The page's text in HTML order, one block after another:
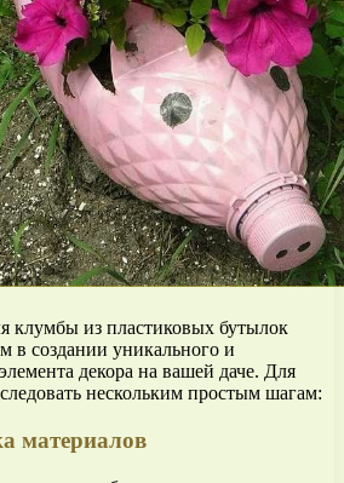
клумбы из пластиковых бутылок
в создании уникального и
декора на вашей даче. Для
нескольким простым шагам:
материалов